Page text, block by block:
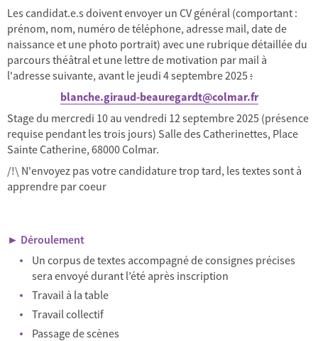
Les candidat.e.s doivent envoyer un CV général (comportant :
prénom, nom, numéro de téléphone, adresse mail, date de
naissance et une photo portrait) avec une rubrique détaillée du
parcours théâtral et une lettre de motivation par mail à
l'adresse suivante, avant le jeudi 4 septembre 2025 :
blanche.giraud-beauregardt@colmar.fr
Stage du mercredi 10 au vendredi 12 septembre 2025 (présence
requise pendant les trois jours) Salle des Catherinettes, Place
Sainte Catherine, 68000 Colmar.
/!\ N'envoyez pas votre candidature trop tard, les textes sont à
apprendre par coeur
► Déroulement
Un corpus de textes accompagné de consignes précises
sera envoyé durant l’été après inscription
Travail à la table
Travail collectif
Passage de scènes